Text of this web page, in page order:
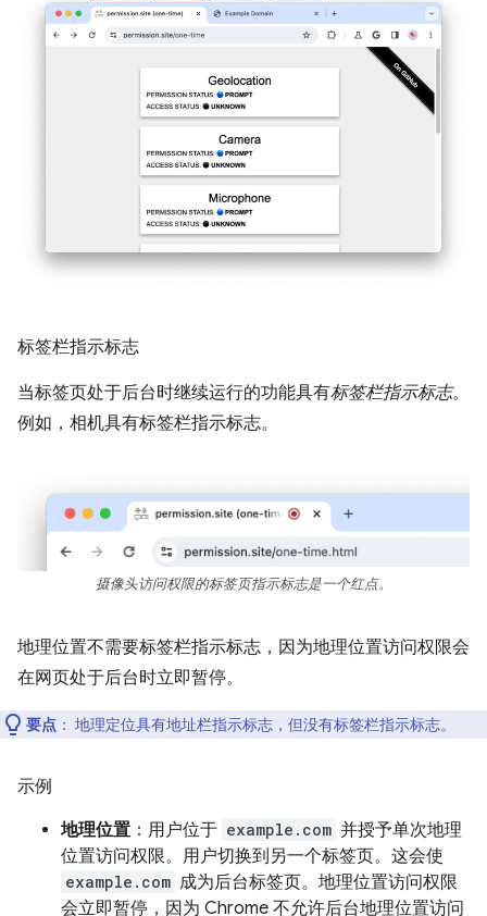
标签栏指示标志
当标签页处于后台时继续运行的功能具有标签栏指示标志。
例如，相机具有标签栏指示标志。
摄像头访问权限的标签页指示标志是一个红点。
地理位置不需要标签栏指示标志，因为地理位置访问权限会
在网页处于后台时立即暂停。
要点 ： 地理定位具有地址栏指示标志，但没有标签栏指示标志。
示例
地理位置 ：用户位于 example.com 并授予单次地理
位置访问权限。用户切换到另一个标签页。这会使
example.com 成为后台标签页。地理位置访问权限
会立即暂停，因为 Chrome 不允许后台地理位置访问